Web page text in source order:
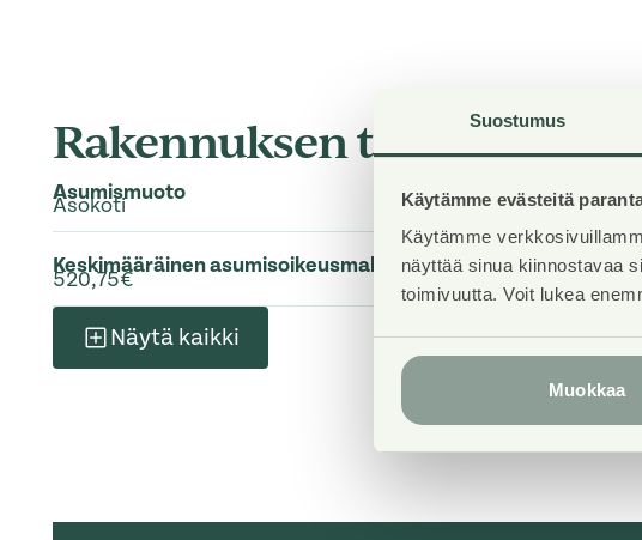
Suostumus
Käytämme evästeitä
Käytämme
näyttää sinua kiinnostavaa
toimivuutta. Voit lukea
Muokkaa
Rakennuksen tiedot
Asumismuoto
Asokoti
Keskimääräinen asumisoikeusmaksu / jm²
520,75€
Hissit
1
1
Näytä kaikki